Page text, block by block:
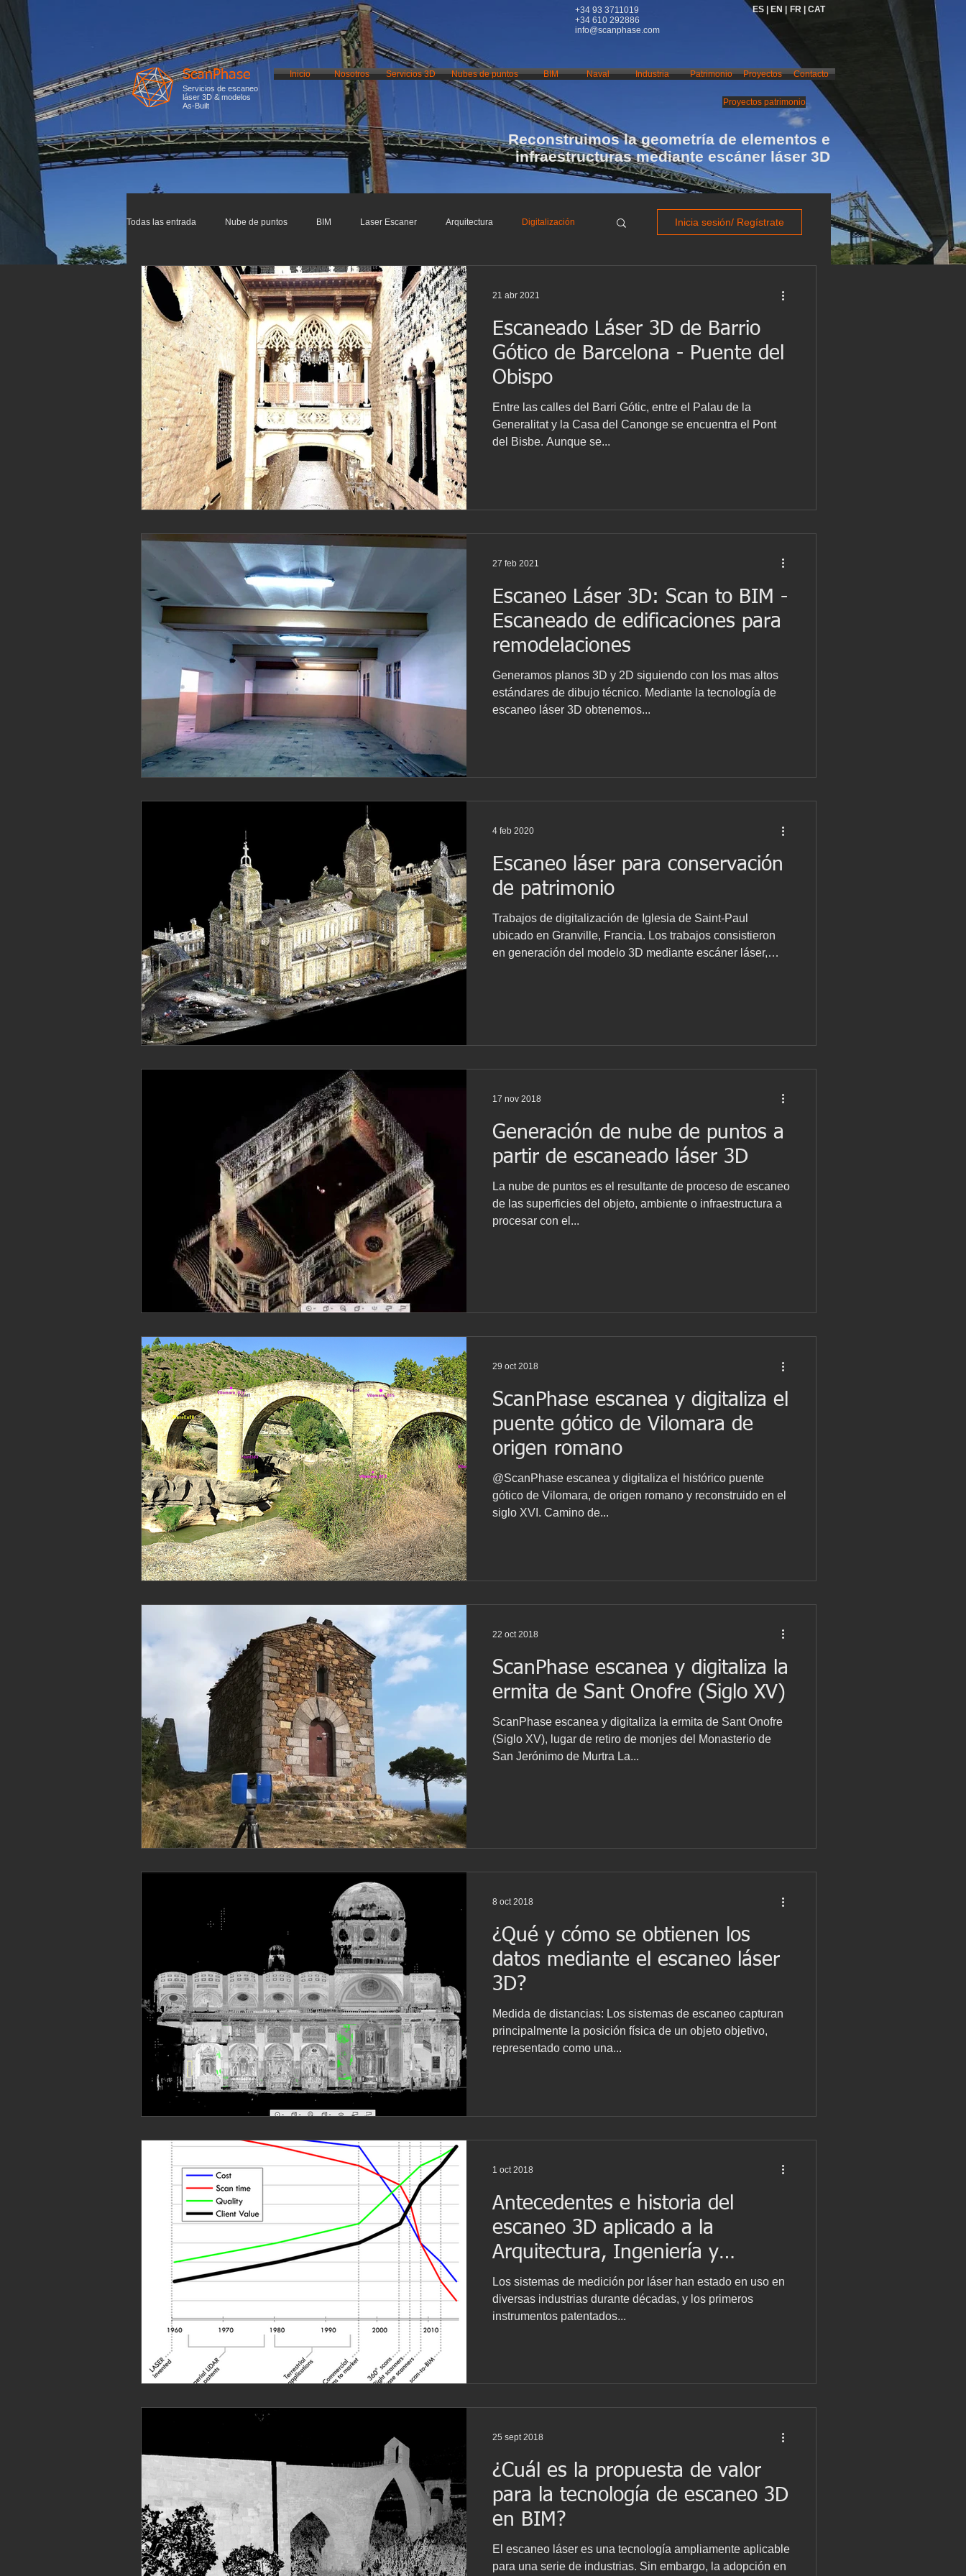
+34 93 3711019
+34 610 292886
info@scanphase.com
ES | EN | FR | CAT
ScanPhase
Servicios de escaneo
láser 3D & modelos
As-Built
Inicio Nosotros Servicios 3D Nubes de puntos BIM Industria
Naval Patrimonio Contacto
Proyectos
Proyectos patrimonio
Reconstruimos la geometría de elementos e
infraestructuras mediante escáner láser 3D
Todas las entrada Nube de puntos BIM Laser Escaner Arquitectura Digitalización
Impresión 3D Escaneo 3D Infraestructuras Restauración
Patrimonio Ingenieria Ingeniería Inversa BWTS Naval scanning
Marine laser scanning Pointcloud Barcelona Escaneo laser
English Industria Proyecto BIM Proyecto patrimonio Lser scanning
Revit Archicad
Inicia sesión/ Regístrate
Escaneado Láser 3D de Barrio
Gótico de Barcelona - Puente del
Obispo
Entre las calles del Barri Gótic, entre el Palau de la
Generalitat y la Casa del Canonge se encuentra el Pont
del Bisbe. Aunque se...
21 abr 2021
Escaneo Láser 3D: Scan to BIM -
Escaneado de edificaciones para
remodelaciones
Generamos planos 3D y 2D siguiendo con los mas altos
estándares de dibujo técnico. Mediante la tecnología de
escaneo láser 3D obtenemos...
27 feb 2021
Escaneo láser para conservación
de patrimonio
Trabajos de digitalización de Iglesia de Saint-Paul
ubicado en Granville, Francia. Los trabajos consistieron
en generación del modelo 3D mediante escáner láser,
4 feb 2020
Generación de nube de puntos a
partir de escaneado láser 3D
La nube de puntos es el resultante de proceso de escaneo
de las superficies del objeto, ambiente o infraestructura a
procesar con el...
17 nov 2018
ScanPhase escanea y digitaliza el
puente gótico de Vilomara de
origen romano
@ScanPhase escanea y digitaliza el histórico puente
gótico de Vilomara, de origen romano y reconstruido en el
siglo XVI. Camino de...
29 oct 2018
ScanPhase escanea y digitaliza la
ermita de Sant Onofre (Siglo XV)
ScanPhase escanea y digitaliza la ermita de Sant Onofre
(Siglo XV), lugar de retiro de monjes del Monasterio de
San Jerónimo de Murtra La...
22 oct 2018
¿Qué y cómo se obtienen los
datos mediante el escaneo láser
3D?
Medida de distancias: Los sistemas de escaneo capturan
principalmente la posición física de un objeto objetivo,
representado como una...
8 oct 2018
Antecedentes e historia del
escaneo 3D aplicado a la
Arquitectura, Ingeniería y
Construcción
Los sistemas de medición por láser han estado en uso en
diversas industrias durante décadas, y los primeros
instrumentos patentados...
1 oct 2018
¿Cuál es la propuesta de valor
para la tecnología de escaneo 3D
en BIM?
El escaneo láser es una tecnología ampliamente aplicable
para una serie de industrias. Sin embargo, la adopción en
25 sept 2018